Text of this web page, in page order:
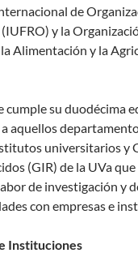
de
y la
Alimentación y la
cumple su duodécima
aquellos
universitarios y
(GIR) de la UVa
de investigación y
con empresas e
Instituciones